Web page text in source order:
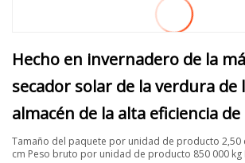
Hecho en invernadero de la
secador solar de la verdura
almacén de la alta eficiencia de
Tamaño del paquete por unidad de producto 2,50
cm Peso bruto por unidad de producto 850 000 kg